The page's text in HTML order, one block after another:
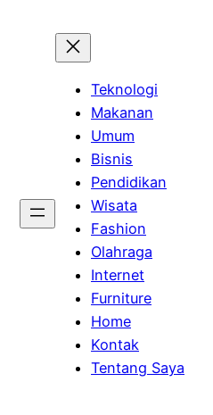
Teknologi
Makanan
Umum
Bisnis
Pendidikan
Wisata
Fashion
Olahraga
Internet
Furniture
Home
Kontak
Tentang Saya